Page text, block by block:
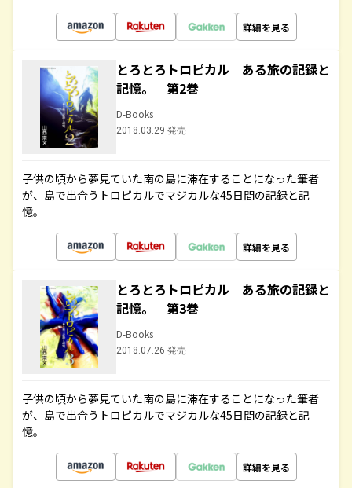
詳細を見る
とろとろトロピカル ある旅の記録と
記憶。 第2巻
D-Books
2018.03.29 発売
子供の頃から夢見ていた南の島に滞在することになった筆者
が、島で出合うトロピカルでマジカルな45日間の記録と記
憶。
詳細を見る
とろとろトロピカル ある旅の記録と
記憶。 第3巻
D-Books
2018.07.26 発売
子供の頃から夢見ていた南の島に滞在することになった筆者
が、島で出合うトロピカルでマジカルな45日間の記録と記
憶。
詳細を見る